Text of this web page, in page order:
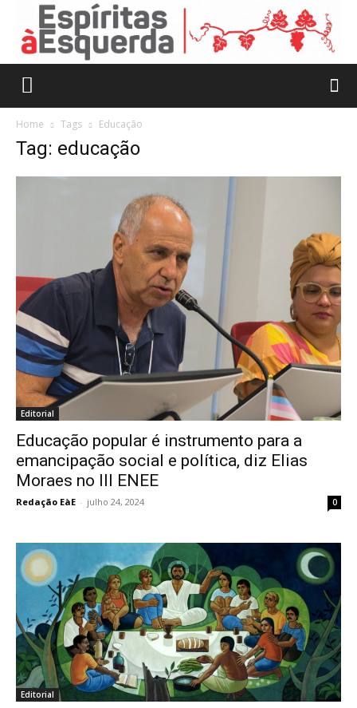
Home Tags Educação
Tag: educação
Editorial
Educação popular é instrumento para a
emancipação social e política, diz Elias
Moraes no III ENEE
Redação EàE - julho 24, 2024 0
Editorial